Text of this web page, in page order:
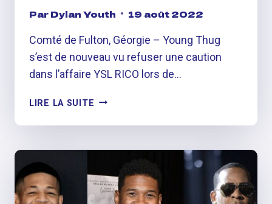
ParDylan Youth 19 août 2022
Comté de Fulton, Géorgie – Young Thug
s’est de nouveau vu refuser une caution
dans l’affaire YSL RICO lors de…
LIRE LA SUITE YOUNG
A
CAUTION
POUR
LA